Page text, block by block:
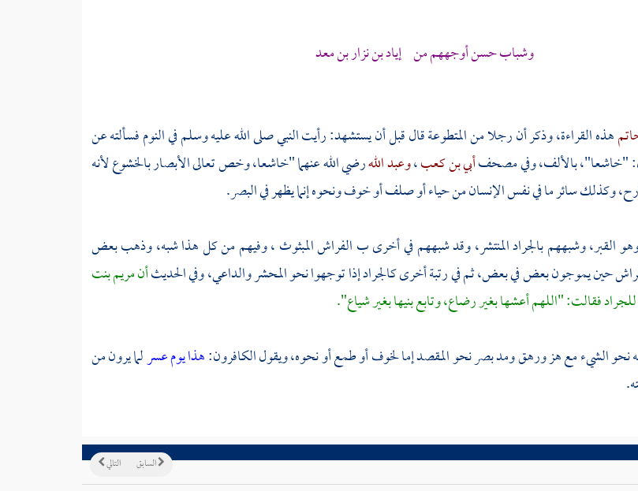
وشباب حسن أوجههم من إياد بن نزار بن معد
هذه القراءة، وذكر أن رجلا من المتطوعة قال قبل أن يستشهد: رأيت النبي صلى الله عليه وسلم في النوم فسألته عن
"خاشعا"، بالألف، وفي مصحفأبي بن كعب،وعبد اللهرضي الله عنهما "خاشعا، وخص تعالى الأبصار بالخشوع لأنه
وكذلك سائر ما في نفس الإنسان من حياء أو صلف أو خوف ونحوه إنما يظهر في البصر.
وشبههم بالجراد المنتشر، وقد شبههم في أخرى ب الفراش المبثوث ، وفيهم من كل هذا شبه، وذهب بعض
حين يموجون بعض في بعض، ثم في رتبة أخرى كالجراد إذا توجهوا نحو المحشر والداعي، وفي الحديثأنمريم بنت
فقالت: "اللهم أعشها بغير رضاع، وتابع بنيها بغير شياع".
نحو الشيء مع هز ورهق ومد بصر نحو المقصد إما لخوف أو طمع أو نحوه، ويقول الكافرون:هذا يوم عسرلما يرون من
التالي السابق